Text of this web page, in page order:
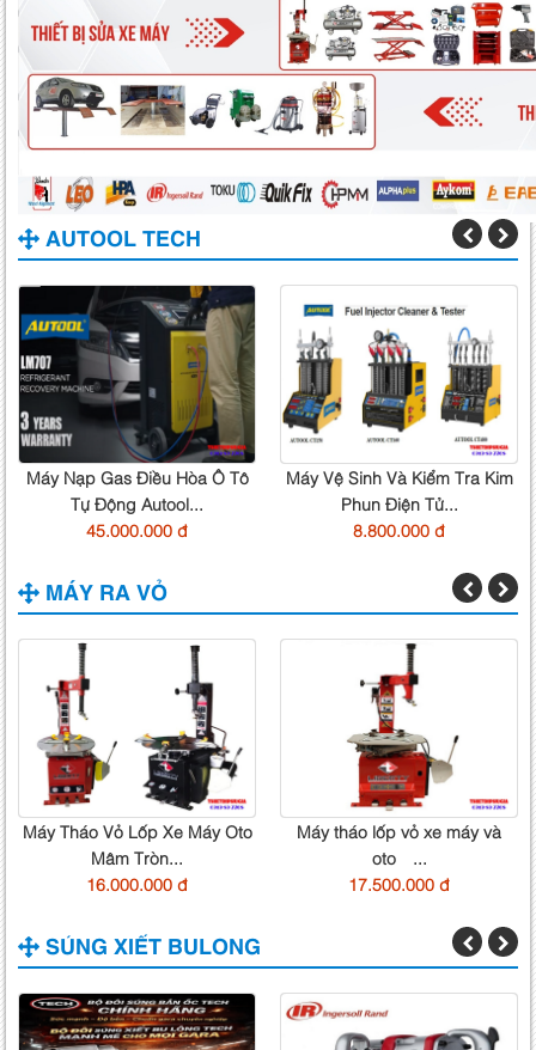
AUTOOL TECH
Máy Nạp Gas Điều Hòa Ô Tô
Tự Động Autool...
45.000.000 đ
Máy Vệ Sinh Và Kiểm Tra Kim
Phun Điện Tử...
8.800.000 đ
MÁY RA VỎ
Máy Tháo Vỏ Lốp Xe Máy Oto
Mâm Tròn...
16.000.000 đ
Máy tháo lốp vỏ xe máy và
oto ...
17.500.000 đ
SÚNG XIẾT BULONG